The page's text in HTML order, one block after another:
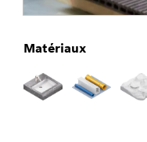
Matériaux